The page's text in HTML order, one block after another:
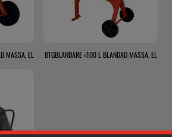
MASSA, EL BTGBLANDARE <100 L BLANDAD MASSA, EL